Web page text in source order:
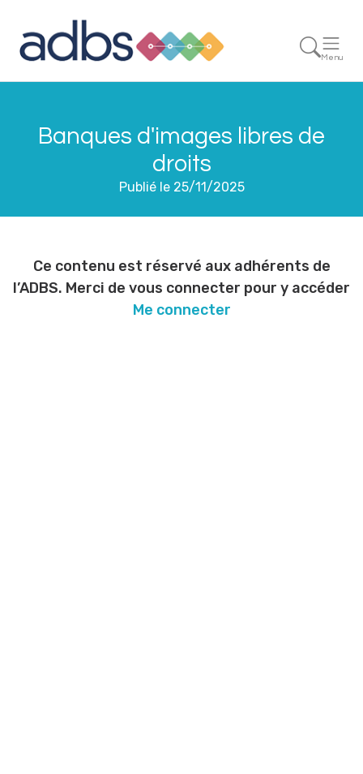
Menu
Banques d'images libres de
droits
Publié le 25/11/2025
Ce contenu est réservé aux adhérents de
l’ADBS. Merci de vous connecter pour y accéder
Me connecter